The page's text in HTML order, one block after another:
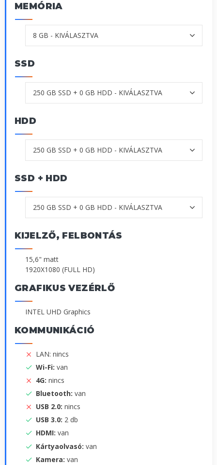
MEMÓRIA
SSD
HDD
SSD + HDD
KIJELZŐ, FELBONTÁS
15,6" matt
1920X1080 (FULL HD)
GRAFIKUS VEZÉRLŐ
INTEL UHD Graphics
KOMMUNIKÁCIÓ
LAN: nincs
Wi-Fi: van
4G: nincs
Bluetooth: van
USB 2.0: nincs
USB 3.0: 2 db
HDMI: van
Kártyaolvasó: van
Kamera: van